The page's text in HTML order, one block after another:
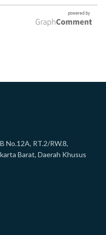
No.12A, RT.2/RW.8,
Barat, Daerah Khusus